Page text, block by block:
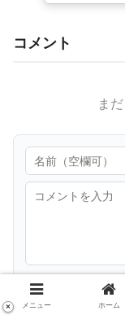
コメント
ま
メニュー ホーム
×